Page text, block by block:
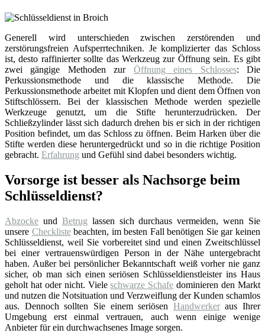
Generell wird unterschieden zwischen zerstörenden und
zerstörungsfreien Aufsperrtechniken. Je komplizierter das Schloss
ist, desto raffinierter sollte das Werkzeug zur Öffnung sein. Es gibt
zwei gängige Methoden zur Öffnung eines Schlosses: Die
Perkussionsmethode und die klassische Methode. Die
Perkussionsmethode arbeitet mit Klopfen und dient dem Öffnen von
Stiftschlössern. Bei der klassischen Methode werden spezielle
Werkzeuge genutzt, um die Stifte herunterzudrücken. Der
Schließzylinder lässt sich dadurch drehen bis er sich in der richtigen
Position befindet, um das Schloss zu öffnen. Beim Harken über die
Stifte werden diese heruntergedrückt und so in die richtige Position
gebracht. Erfahrung und Gefühl sind dabei besonders wichtig.
Vorsorge ist besser als Nachsorge beim
Schlüsseldienst?
Abzocke und Betrug lassen sich durchaus vermeiden, wenn Sie
unsere Checklistebeachten, im besten Fall benötigen Sie gar keinen
Schlüsseldienst, weil Sie vorbereitet sind und einen Zweitschlüssel
bei einer vertrauenswürdigen Person in der Nähe untergebracht
haben. Außer bei persönlicher Bekanntschaft weiß vorher nie ganz
sicher, ob man sich einen seriösen Schlüsseldienstleister ins Haus
geholt hat oder nicht. Vieleschwarze Schafe dominieren den Markt
und nutzen die Notsituation und Verzweiflung der Kunden schamlos
aus. Dennoch sollten Sie einem seriösen Handwerkeraus Ihrer
Umgebung erst einmal vertrauen, auch wenn einige wenige
Anbieter für ein durchwachsenes Image sorgen.